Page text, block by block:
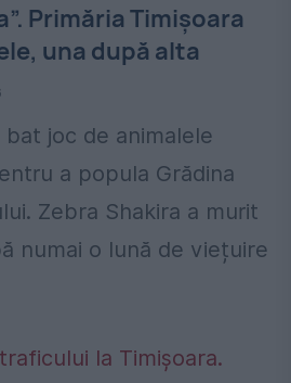
Primăria Timișoara
una după alta
bat joc de animalele
a popula Grădina
Zebra Shakira a murit
numai o lună de viețuire